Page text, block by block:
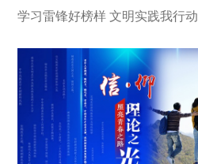
学习雷锋好榜样 文明实践我行动